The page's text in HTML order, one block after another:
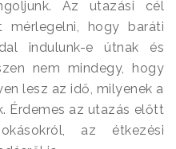
Az utazási cél
hogy baráti
indulunk-e útnak és
nem mindegy, hogy
lesz az idő, milyenek a
Érdemes az utazás előtt
az étkezési